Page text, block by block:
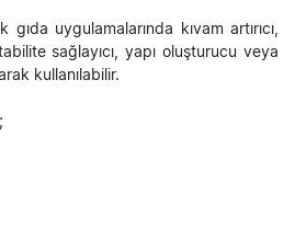
uygulamalarında kıvam artırıcı,
sağlayıcı, yapı oluşturucu veya
kullanılabilir.